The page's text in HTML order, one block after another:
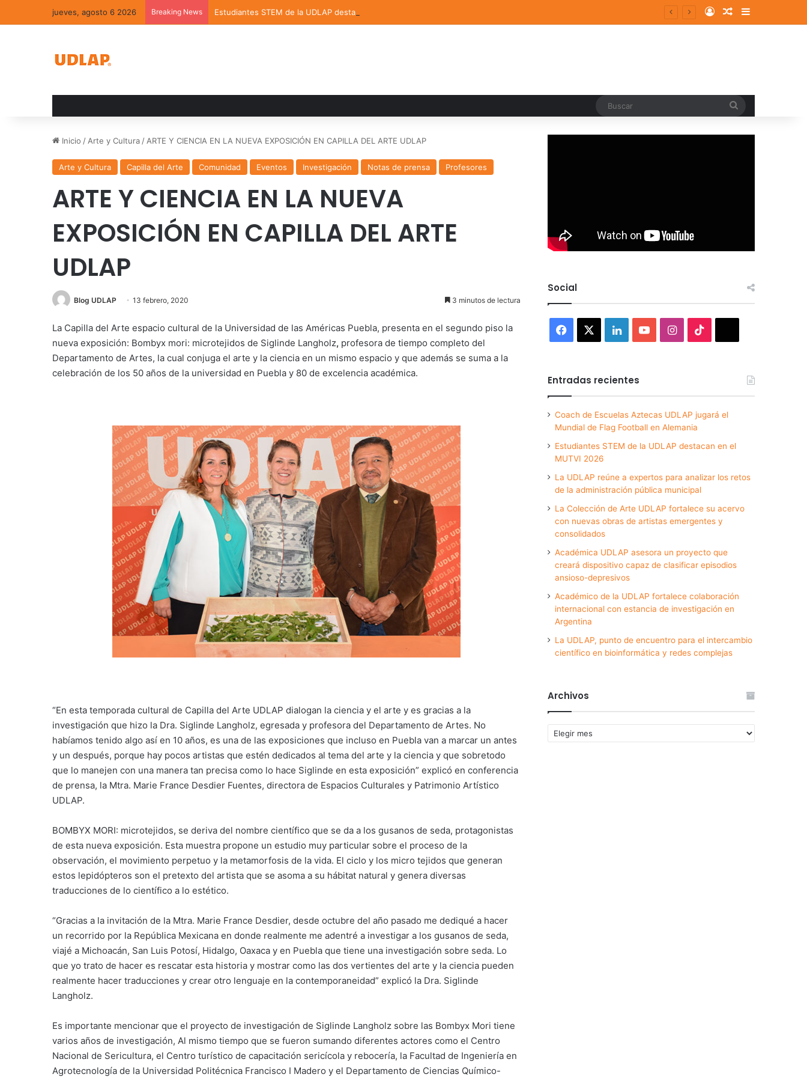
jueves, agosto 6 2026 Breaking News Estudiantes STEM de la UDLAP destacan en el MUTVI 2026 Log InRandom Article
Sidebar
Inicio / Arte y Cultura / ARTE Y CIENCIA EN LA NUEVA EXPOSICIÓN EN CAPILLA DEL ARTE UDLAP
Arte y Cultura Capilla del Arte Comunidad Eventos Investigación Notas de prensa Profesores
ARTE Y CIENCIA EN LA NUEVA
EXPOSICIÓN EN CAPILLA DEL ARTE
UDLAP
Blog UDLAP 13 febrero, 2020 3 minutos de lectura
La Capilla del Arte espacio cultural de la Universidad de las Américas Puebla, presenta en el segundo piso la
nueva exposición: Bombyx mori: microtejidos de Siglinde Langholz, profesora de tiempo completo del
Departamento de Artes, la cual conjuga el arte y la ciencia en un mismo espacio y que además se suma a la
celebración de los 50 años de la universidad en Puebla y 80 de excelencia académica.
“En esta temporada cultural de Capilla del Arte UDLAP dialogan la ciencia y el arte y es gracias a la
investigación que hizo la Dra. Siglinde Langholz, egresada y profesora del Departamento de Artes. No
habíamos tenido algo así en 10 años, es una de las exposiciones que incluso en Puebla van a marcar un antes
y un después, porque hay pocos artistas que estén dedicados al tema del arte y la ciencia y que sobretodo
que lo manejen con una manera tan precisa como lo hace Siglinde en esta exposición” explicó en conferencia
de prensa, la Mtra. Marie France Desdier Fuentes, directora de Espacios Culturales y Patrimonio Artístico
UDLAP.
BOMBYX MORI: microtejidos, se deriva del nombre científico que se da a los gusanos de seda, protagonistas
de esta nueva exposición. Esta muestra propone un estudio muy particular sobre el proceso de la
observación, el movimiento perpetuo y la metamorfosis de la vida. El ciclo y los micro tejidos que generan
estos lepidópteros son el pretexto del artista que se asoma a su hábitat natural y genera diversas
traducciones de lo científico a lo estético.
“Gracias a la invitación de la Mtra. Marie France Desdier, desde octubre del año pasado me dediqué a hacer
un recorrido por la República Mexicana en donde realmente me adentré a investigar a los gusanos de seda,
viajé a Michoacán, San Luis Potosí, Hidalgo, Oaxaca y en Puebla que tiene una investigación sobre seda. Lo
que yo trato de hacer es rescatar esta historia y mostrar como las dos vertientes del arte y la ciencia pueden
realmente hacer traducciones y crear otro lenguaje en la contemporaneidad” explicó la Dra. Siglinde
Langholz.
Es importante mencionar que el proyecto de investigación de Siglinde Langholz sobre las Bombyx Mori tiene
varios años de investigación, Al mismo tiempo que se fueron sumando diferentes actores como el Centro
Nacional de Sericultura, el Centro turístico de capacitación sericícola y rebocería, la Facultad de Ingeniería en
Agrotecnología de la Universidad Politécnica Francisco I Madero y el Departamento de Ciencias Químico-
Social
Facebook LinkedInYouTubeInstagram
Entradas recientes
Coach de Escuelas Aztecas UDLAP jugará el
Mundial de Flag Football en Alemania
Estudiantes STEM de la UDLAP destacan en el
MUTVI 2026
La UDLAP reúne a expertos para analizar los retos
de la administración pública municipal
La Colección de Arte UDLAP fortalece su acervo
con nuevas obras de artistas emergentes y
consolidados
Académica UDLAP asesora un proyecto que
creará dispositivo capaz de clasificar episodios
ansioso-depresivos
Académico de la UDLAP fortalece colaboración
internacional con estancia de investigación en
Argentina
La UDLAP, punto de encuentro para el intercambio
científico en bioinformática y redes complejas
Archivos
Archivos